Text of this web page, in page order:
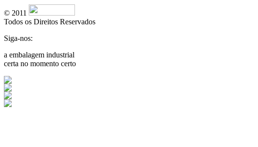
© 2011
Todos os Direitos Reservados
Siga-nos:
a embalagem industrial
certa no momento certo